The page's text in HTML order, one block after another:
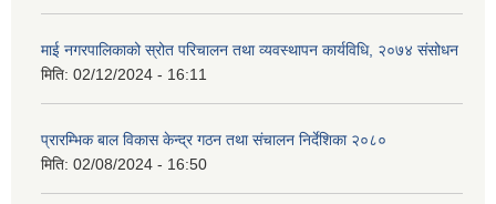
माई नगरपालिकाको स्रोत परिचालन तथा व्यवस्थापन कार्यविधि, २०७४ संसोधन
मिति: 02/12/2024 - 16:11
प्रारम्भिक बाल विकास केन्द्र गठन तथा संचालन निर्देशिका २०८०
मिति: 02/08/2024 - 16:50